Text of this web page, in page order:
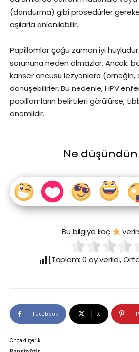
(dondurma) gibi prosedürler
aşılarla önlenilebilir.
Papillomlar çoğu zaman iyi huyludur
sorununa neden olmazlar. Ancak,
kanser öncüsü lezyonlara (örneğin,
dönüşebilirler. Bu nedenle, HPV
papillomların belirtileri görülürse,
önemlidir.
Ne
Bu bilgiye kaç
[Toplam:0 oy verildi,
Facebook X
Önceki İçerik